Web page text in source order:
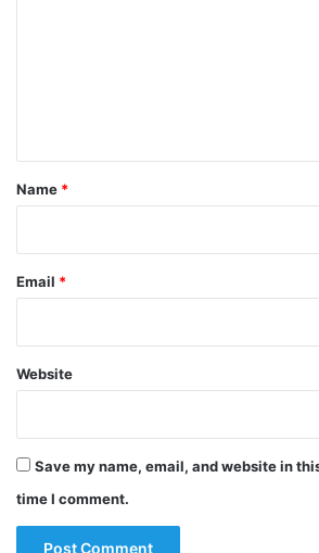
*
Name *
Email *
Website
Save my name, email, and website in
time I comment.